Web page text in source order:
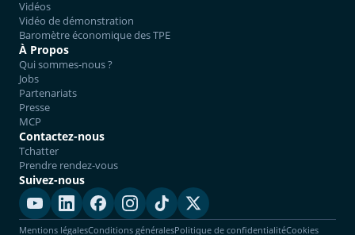
Vidéos
Vidéo de démonstration
Baromètre économique des TPE
À Propos
Qui sommes-nous ?
Jobs
Partenariats
Presse
MCP
Contactez-nous
Tchatter
Prendre rendez-vous
Suivez-nous
Mentions légalesConditions généralesPolitique de confidentialitéCookies